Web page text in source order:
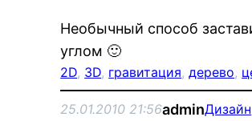
Необычный способ
углом 🙂
2D, 3D, гравитация, дерево,
25.01.2010 21:56adminДизайн